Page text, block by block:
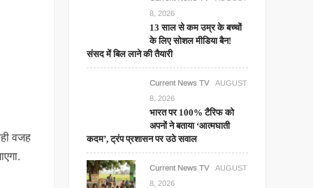
वजह
8, 2026
13 साल से कम उम्र के बच्चों
के लिए सोशल मीडिया बैन!
संसद में बिल लाने की तैयारी
Current News TV
AUGUST
8, 2026
भारत पर 100% टैरिफ को
अपनों ने बताया ‘आत्मघाती
कदम’, ट्रंप प्रशासन पर उठे सवाल
Current News TV
AUGUST
8, 2026